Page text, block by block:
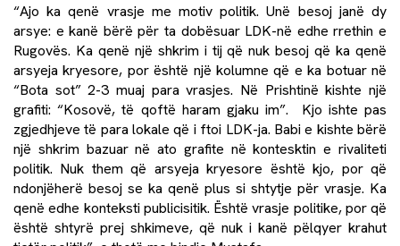
“Ajo ka qenë vrasje me motiv politik. Unë besoj janë dy
arsye: e kanë bërë për ta dobësuar LDK-në edhe rrethin e
Rugovës. Ka qenë një shkrim i tij që nuk besoj që ka qenë
arsyeja kryesore, por është një kolumne që e ka botuar në
“Bota sot” 2-3 muaj para vrasjes. Në Prishtinë kishte një
grafiti: “Kosovë, të qoftë haram gjaku im”. Kjo ishte pas
zgjedhjeve të para lokale që i ftoi LDK-ja. Babi e kishte bërë
një shkrim bazuar në ato grafite në kontesktin e rivaliteti
politik. Nuk them që arsyeja kryesore është kjo, por që
ndonjëherë besoj se ka qenë plus si shtytje për vrasje. Ka
qenë edhe konteksti publicisitik. Është vrasje politike, por që
është shtyrë prej shkimeve, që nuk i kanë pëlqyer krahut